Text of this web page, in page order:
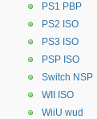
PS1 PBP
PS2 ISO
PS3 ISO
PSP ISO
Switch NSP
WII ISO
WiiU wud